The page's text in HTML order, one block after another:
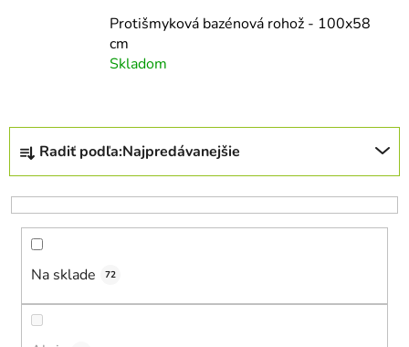
Protišmyková bazénová rohož - 100x58
cm
Skladom
R
d
e
Radiť podľa:Najpredávanejšie
Na sklade 72